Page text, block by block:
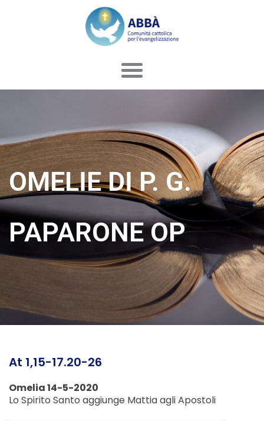
OMELIE DI P. G.
PAPARONE OP
At 1,15-17.20-26
Omelia 14-5-2020
Lo Spirito Santo aggiunge Mattia agli Apostoli